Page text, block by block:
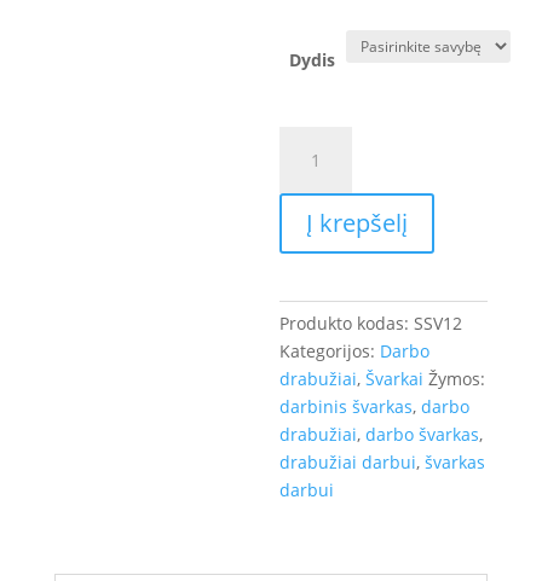
Dydis
kiekis:
Švarkas
darbui
SIRIUS
Į krepšelį
Produkto kodas:SSV12
Kategorijos: Darbo
drabužiai,Švarkai Žymos:
darbinis švarkas,darbo
drabužiai,darbo švarkas,
drabužiai darbui,švarkas
darbui